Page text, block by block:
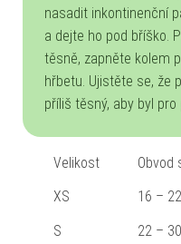
nasadit inkontinenční
a dejte ho pod bříško.
těsně, zapněte kolem
hřbetu. Ujistěte se, že
příliš těsný, aby byl pro
Velikost Obvod
XS
16 –
S
22 –